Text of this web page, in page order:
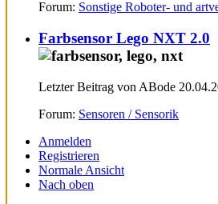
Forum: Sonstige Roboter- und
Farbsensor Lego NXT 2.0
Letzter Beitrag von ABode
Forum: Sensoren / Sensorik
Anmelden
Registrieren
Normale Ansicht
Nach oben